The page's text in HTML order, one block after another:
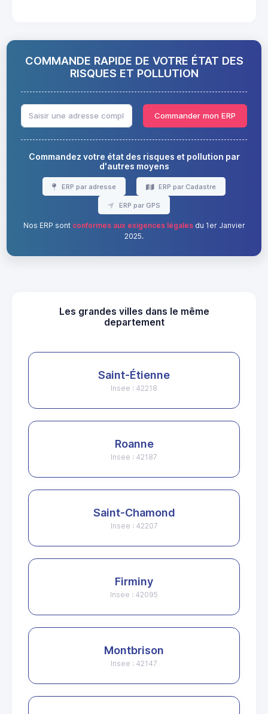
COMMANDE RAPIDE DE VOTRE ÉTAT DES
RISQUES ET POLLUTION
Commander mon ERP
Commandez votre état des risques et pollution par
d'autres moyens
ERP par adresse ERP par Cadastre
ERP par GPS
Nos ERP sont conformes aux exigences légalesdu 1er Janvier
2025.
Les grandes villes dans le même
departement
Saint-Étienne
Insee : 42218
Roanne
Insee : 42187
Saint-Chamond
Insee : 42207
Firminy
Insee : 42095
Montbrison
Insee : 42147